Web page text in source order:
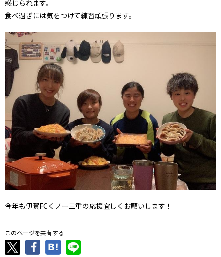
感じられます。
食べ過ぎには気をつけて練習頑張ります。
今年も伊賀FCくノー三重の応援宜しくお願いします！
このページを共有する